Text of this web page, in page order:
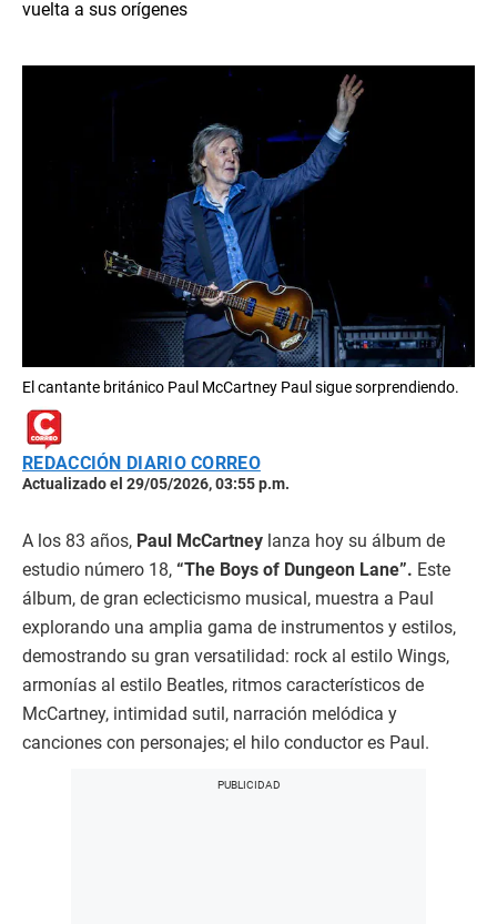
vuelta a sus orígenes
El cantante británico Paul McCartney Paul sigue sorprendiendo.
REDACCIÓN DIARIO CORREO
Actualizado el 29/05/2026, 03:55 p.m.
A los 83 años, Paul McCartney lanza hoy su álbum de
estudio número 18, “The Boys of Dungeon Lane”. Este
álbum, de gran eclecticismo musical, muestra a Paul
explorando una amplia gama de instrumentos y estilos,
demostrando su gran versatilidad: rock al estilo Wings,
armonías al estilo Beatles, ritmos característicos de
McCartney, intimidad sutil, narración melódica y
canciones con personajes; el hilo conductor es Paul.